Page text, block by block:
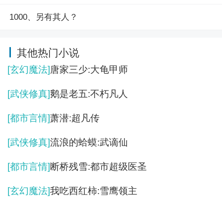
1000、另有其人？
其他热门小说
[玄幻魔法]唐家三少:大龟甲师
[武侠修真]鹅是老五:不朽凡人
[都市言情]萧潜:超凡传
[武侠修真]流浪的蛤蟆:武谪仙
[都市言情]断桥残雪:都市超级医圣
[玄幻魔法]我吃西红柿:雪鹰领主